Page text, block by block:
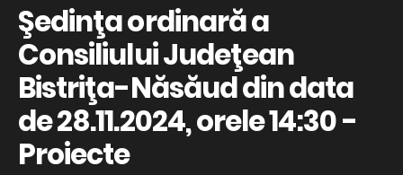
Şedinţa ordinară a
Consiliului Judeţean
Bistriţa-Năsăud din data
de 28.11.2024, orele 14:30 -
Proiecte